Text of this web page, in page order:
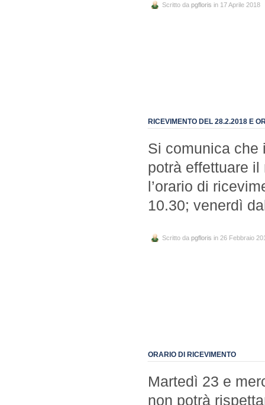
Scritto da pgfloris in 17 Aprile 2018
RICEVIMENTO DEL 28.2.2018 E
Si comunica che
potrà effettuare
l’orario di
10.30; venerdì
Scritto da pgfloris in 26 Febbraio
ORARIO DI RICEVIMENTO
Martedì 23 e
non potrà